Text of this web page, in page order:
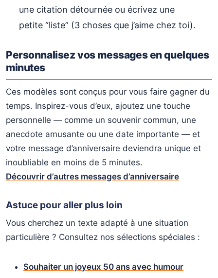
une citation détournée ou écrivez une
petite “liste” (3 choses que j’aime chez toi).
Personnalisez vos messages en quelques
minutes
Ces modèles sont conçus pour vous faire gagner du
temps. Inspirez-vous d’eux, ajoutez une touche
personnelle — comme un souvenir commun, une
anecdote amusante ou une date importante — et
votre message d’anniversaire deviendra unique et
inoubliable en moins de 5 minutes.
Découvrir d’autres messages d’anniversaire
Astuce pour aller plus loin
Vous cherchez un texte adapté à une situation
particulière ? Consultez nos sélections spéciales :
Souhaiter un joyeux 50 ans avec humour